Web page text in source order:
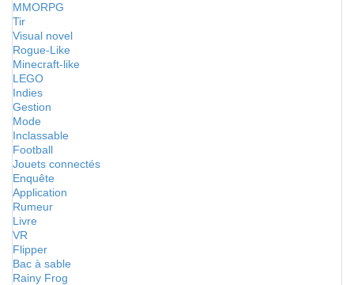
MMORPG
Tir
Visual novel
Rogue-Like
Minecraft-like
LEGO
Indies
Gestion
Mode
Inclassable
Football
Jouets connectés
Enquête
Application
Rumeur
Livre
VR
Flipper
Bac à sable
Rainy Frog